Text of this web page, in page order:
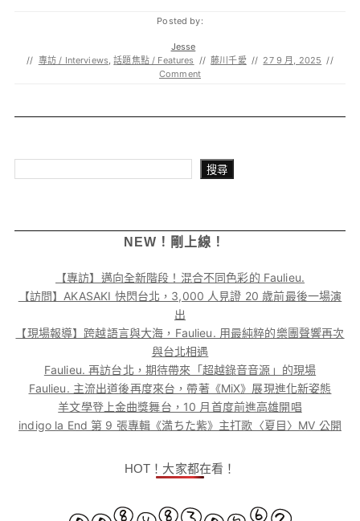
Posted by:
Jesse
// 專訪 / Interviews,話題焦點 / Features // 藤川千愛 // 27 9 月, 2025 //
Comment
搜尋
NEW！剛上線！
【專訪】邁向全新階段！混合不同色彩的 Faulieu.
【訪問】AKASAKI 快閃台北，3,000 人見證 20 歲前最後一場演
出
【現場報導】跨越語言與大海，Faulieu. 用最純粹的樂團聲響再次
與台北相遇
Faulieu. 再訪台北，期待帶來「超越錄音音源」的現場
Faulieu. 主流出道後再度來台，帶著《MiX》展現進化新姿態
羊文學登上金曲獎舞台，10 月首度前進高雄開唱
indigo la End 第 9 張專輯《満ちた紫》主打歌〈夏目〉MV 公開
HOT！大家都在看！